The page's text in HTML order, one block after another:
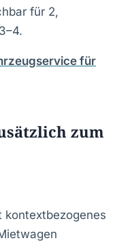
für 2,
für
zum
kontextbezogenes